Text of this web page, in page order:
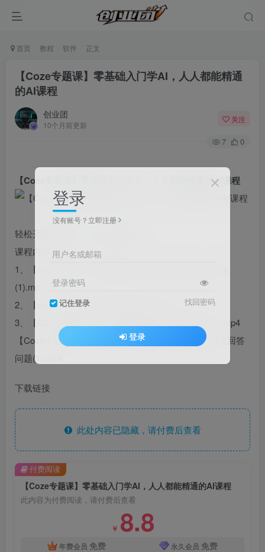
首页 教程 软件 正文
【Coze专题课】零基础入门学AI，人人都能精通
的AI课程
创业团
10个月前更新
关注
7 0
【Coze专题课】零基础入门学AI，人人都能精通的AI课程
轻松开发AI应用，Coze实战教学
课程内容：
1、【coze专题】-1:借助AlAgent让AI真正实现商业价值
(1).mp4
2、【coze专题】-2:认识coze平台(1).mp4
3、【Coze专题课】-3:三步构建你的第一个智能体(1).mp4
【Coze专题课】-4:这样做可以快速让Bot按照你的想法回答
问题(1).mp4
下载链接
此处内容已隐藏，请付费后查看
【Coze专题课】零基础入门学AI，人人都能精通的AI课程
此内容为付费阅读，请付费后查看
￥ 8.8
年费会员 免费 永久会员 免费
付费阅读
登录
没有账号？立即注册
用户名或邮箱
登录密码
记住登录 找回密码
登录